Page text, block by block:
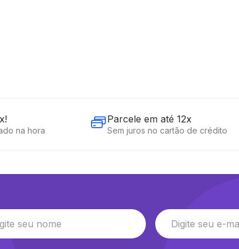
na hora
Parcele em até 12x
Sem juros no cartão de crédito